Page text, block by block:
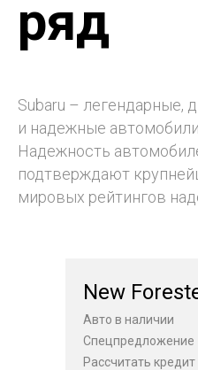
ряд
Subaru – легендарные,
и надежные
Надежность
подтверждают
мировых рейтингов
Авто в наличии
Спецпредложение
Рассчитать кредит
New